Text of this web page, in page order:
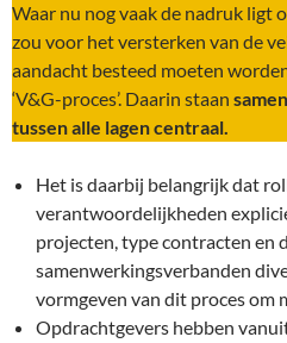
Waar nu nog vaak de nadruk ligt
zou voor het versterken van de
aandacht besteed moeten
‘V&G-proces’. Daarin staan
tussen alle lagen centraal.
Het is daarbij belangrijk dat
verantwoordelijkheden
projecten, type contracten en
samenwerkingsverbanden
vormgeven van dit proces om
Opdrachtgevers hebben